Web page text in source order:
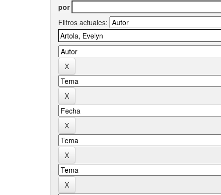
por
Filtros actuales: